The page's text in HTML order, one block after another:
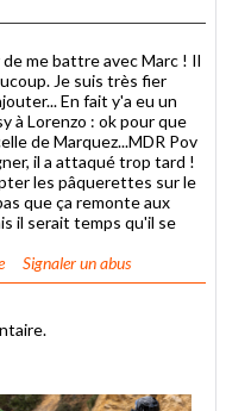
me battre avec Marc ! Il
Je suis très fier
En fait y'a eu un
à Lorenzo : ok pour que
de Marquez...MDR Pov
il a attaqué trop tard !
les pâquerettes sur le
que ça remonte aux
il serait temps qu'il se
Signaler un abus